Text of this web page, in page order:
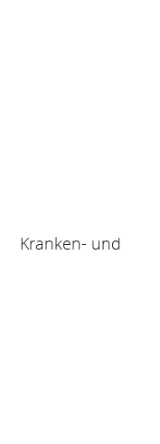
Kranken- und